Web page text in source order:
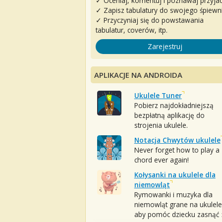
✓ Zapisz tabulatury do swojego
✓ Przyczyniaj się do powstawania
tabulatur, coverów, itp.
Zarejestruj
APLIKACJE NA ANDROIDA
Ukulele Tuner
Pobierz najdokładniejszą
bezpłatną aplikację do
strojenia ukulele.
Notacja Chwytów ukulele
Never forget how to play a
chord ever again!
Kołysanki na ukulele dla
niemowląt
Rymowanki i muzyka dla
niemowląt grane na
aby pomóc dziecku zasnąć